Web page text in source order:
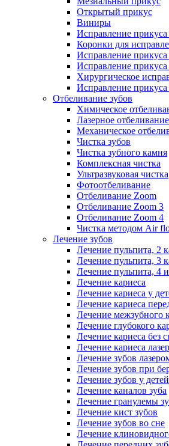
Открытый прикус
Виниры
Исправление прикуса
Коронки для
Исправление
Исправление прикуса
Хирургическое
Исправление прикуса
Отбеливание зубов
Химическое
Лазерное отбеливание
Механическое
Чистка зубов
Чистка зубного камня
Комплексная чистка
Ультразвуковая чистка
Фотоотбеливание
Отбеливание Zoom
Отбеливание Zoom 3
Отбеливание Zoom 4
Чистка методом Air
Лечение зубов
Лечение пульпита, 2
Лечение пульпита, 3
Лечение пульпита, 4
Лечение кариеса
Лечение кариеса у
Лечение кариеса
Лечение межзубного
Лечение глубокого
Лечение кариеса без
Лечение кариеса
Лечение зубов
Лечение зубов при
Лечение зубов у детей
Лечение каналов зуба
Лечение гранулемы
Лечение кист зубов
Лечение зубов во сне
Лечение